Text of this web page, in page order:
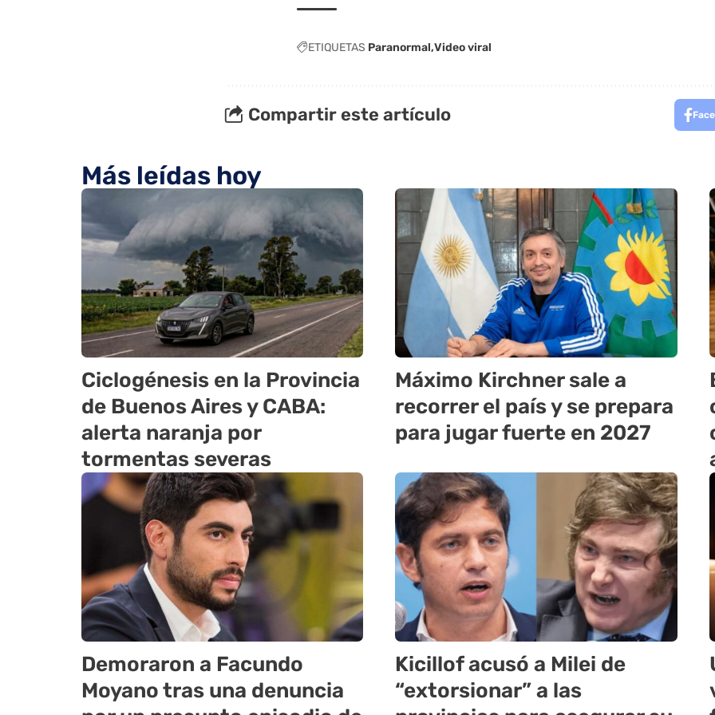
ETIQUETAS Paranormal Video viral
Compartir este artículo
Más leídas hoy
Ciclogénesis en la Provincia
de Buenos Aires y CABA:
alerta naranja por
tormentas severas
Máximo Kirchner sale a
recorrer el país y se prepara
para jugar fuerte en 2027
Demoraron a Facundo
Moyano tras una denuncia
Kicillof acusó a Milei de
“extorsionar” a las